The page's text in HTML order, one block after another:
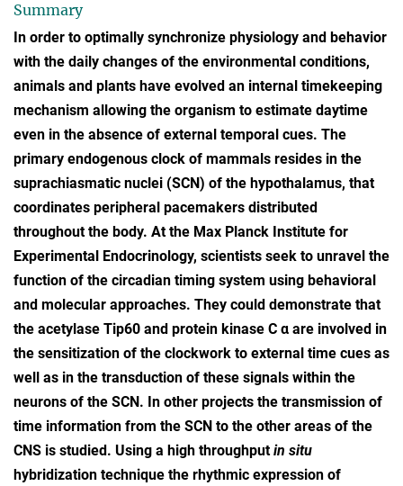
Summary
In order to optimally synchronize physiology and behavior
with the daily changes of the environmental conditions,
animals and plants have evolved an internal timekeeping
mechanism allowing the organism to estimate daytime
even in the absence of external temporal cues. The
primary endogenous clock of mammals resides in the
suprachiasmatic nuclei (SCN) of the hypothalamus, that
coordinates peripheral pacemakers distributed
throughout the body. At the Max Planck Institute for
Experimental Endocrinology, scientists seek to unravel the
function of the circadian timing system using behavioral
and molecular approaches. They could demonstrate that
the acetylase Tip60 and protein kinase C α are involved in
the sensitization of the clockwork to external time cues as
well as in the transduction of these signals within the
neurons of the SCN. In other projects the transmission of
time information from the SCN to the other areas of the
CNS is studied. Using a high throughputin situ
hybridization technique the rhythmic expression of